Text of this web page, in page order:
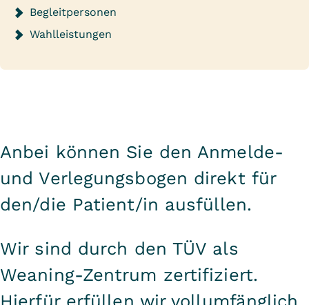
Begleitpersonen
Wahlleistungen
Anbei können Sie den Anmelde-
und Verlegungsbogen direkt für
den/die Patient/in ausfüllen.
Wir sind durch den TÜV als
Weaning-Zentrum zertifiziert.
Hierfür erfüllen wir vollumfänglich